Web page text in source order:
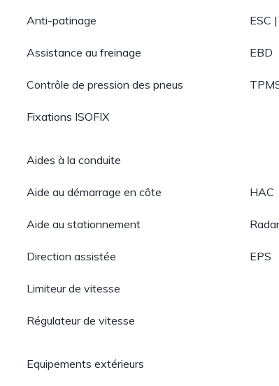
Anti-patinage ESC
Assistance au freinage EBD
Contrôle de pression des pneus
Fixations ISOFIX
Aides à la conduite
Aide au démarrage en côte HAC
Aide au stationnement
Direction assistée EPS
Limiteur de vitesse
Régulateur de vitesse
Equipements extérieurs